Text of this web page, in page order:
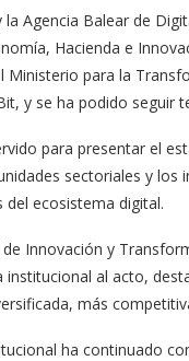
la Agencia Balear de
Hacienda e
Ministerio para la
y se ha podido seguir
para presentar el
sectoriales y los
ecosistema digital.
Innovación y
institucional al acto,
más
ha continuado